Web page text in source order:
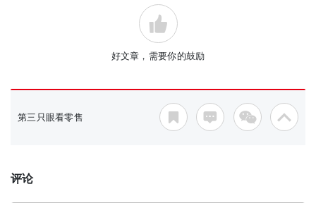
好文章，需要你的鼓励
第三只眼看零售
评论